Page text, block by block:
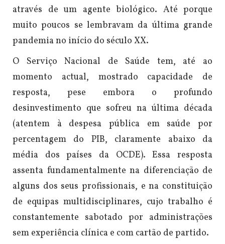
através de um agente biológico. Até porque
muito poucos se lembravam da última grande
pandemia no início do século XX.
O Serviço Nacional de Saúde tem, até ao
momento actual, mostrado capacidade de
resposta, pese embora o profundo
desinvestimento que sofreu na última década
(atentem à despesa pública em saúde por
percentagem do PIB, claramente abaixo da
média dos países da OCDE). Essa resposta
assenta fundamentalmente na diferenciação de
alguns dos seus profissionais, e na constituição
de equipas multidisciplinares, cujo trabalho é
constantemente sabotado por administrações
sem experiência clínica e com cartão de partido.